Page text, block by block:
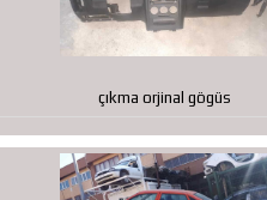
çıkma orjinal gögüs